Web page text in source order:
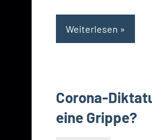
Weiterlesen
Corona-
eine Grippe?